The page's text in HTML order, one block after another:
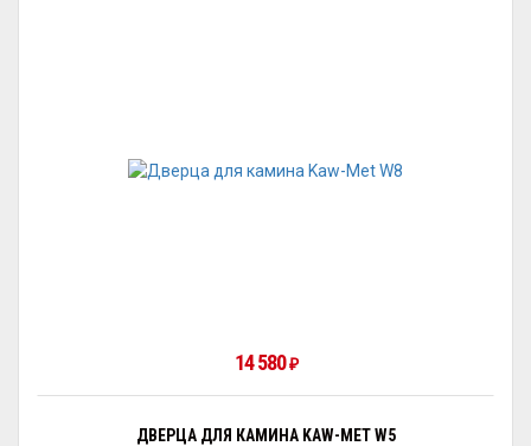
14 580 ₽
ДВЕРЦА ДЛЯ КАМИНА KAW-MET W5